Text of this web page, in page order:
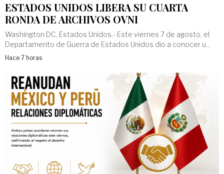
ESTADOS UNIDOS LIBERA SU CUARTA
RONDA DE ARCHIVOS OVNI
Washington DC, Estados Unidos.- Este viernes 7 de agosto, el
Departamento de Guerra de Estados Unidos dio a conocer u...
Hace 7 horas